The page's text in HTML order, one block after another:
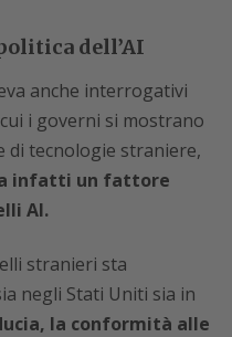
dell’AI
anche interrogativi
i governi si mostrano
di tecnologie straniere,
infatti un fattore
AI.
stranieri sta
negli Stati Uniti sia in
la conformità alle